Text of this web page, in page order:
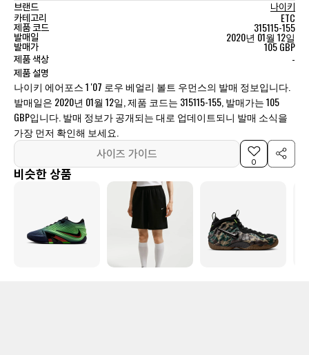
브랜드
나이키
카테고리
ETC
제품 코드 315115-155
발매일 2020년 01월 12일
발매가 105 GBP
제품 색상 -
제품 설명
나이키 에어포스 1 '07 로우 베얼리 볼트 우먼스의 발매 정보입니다.
발매일은 2020년 01월 12일, 제품 코드는 315115-155, 발매가는 105
GBP입니다. 발매 정보가 공개되는 대로 업데이트되니 발매 소식을
가장 먼저 확인해 보세요.
사이즈 가이드
0
비슷한 상품